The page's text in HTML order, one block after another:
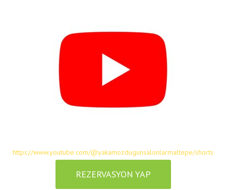
https://www.youtube.com/@yakamozdugunsalonlarmaltepe/shorts
REZERVASYON YAP